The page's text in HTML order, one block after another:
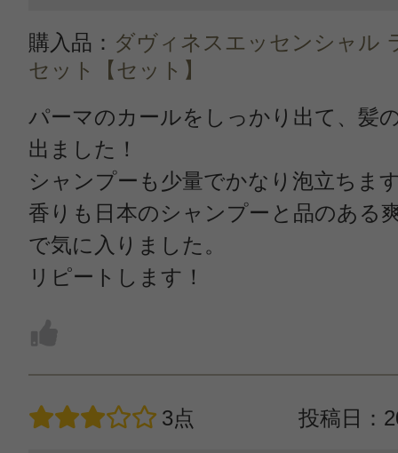
購入品： ダヴィネスエッセンシャル
セット【セット】
パーマのカールをしっかり出て、髪
出ました！
シャンプーも少量でかなり泡立ちま
香りも日本のシャンプーと品のある
で気に入りました。
リピートします！
3点 投稿日：